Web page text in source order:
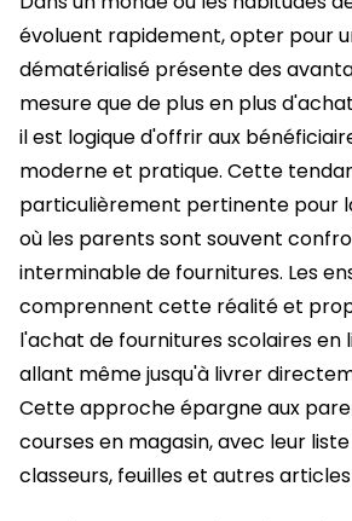
évoluent rapidement, opter pour
dématérialisé présente des
mesure que de plus en plus
il est logique d'offrir aux
moderne et pratique. Cette
particulièrement pertinente pour
où les parents sont souvent
interminable de fournitures. Les
comprennent cette réalité et
l'achat de fournitures scolaires en
allant même jusqu'à livrer
Cette approche épargne aux
courses en magasin, avec leur
classeurs, feuilles et autres